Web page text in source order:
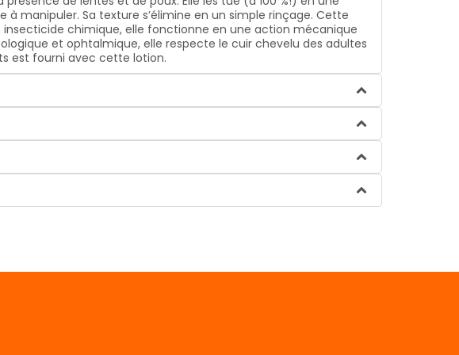
à manipuler. Sa texture s’élimine en un simple rinçage. Cette
insecticide chimique, elle fonctionne en une action mécanique
et ophtalmique, elle respecte le cuir chevelu des adultes
est fourni avec cette lotion.